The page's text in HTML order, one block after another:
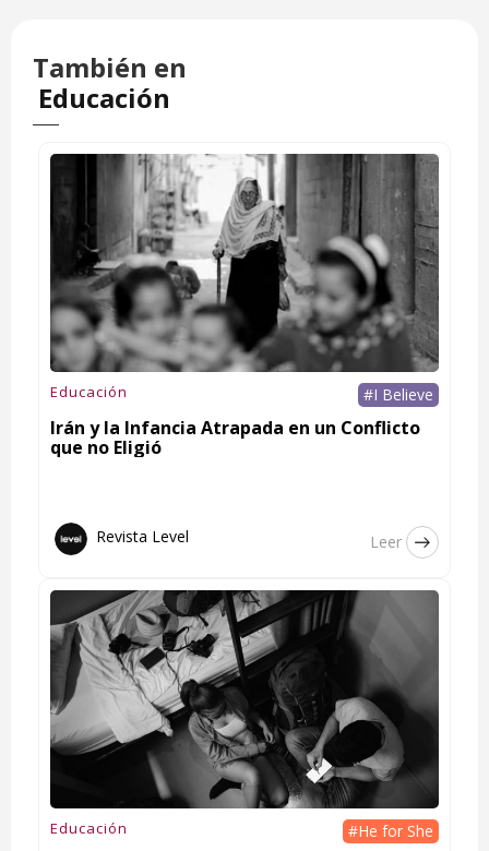
También en
Educación
Educación #I Believe
Irán y la Infancia Atrapada en un Conflicto
que no Eligió
Revista Level Leer
Educación #He for She